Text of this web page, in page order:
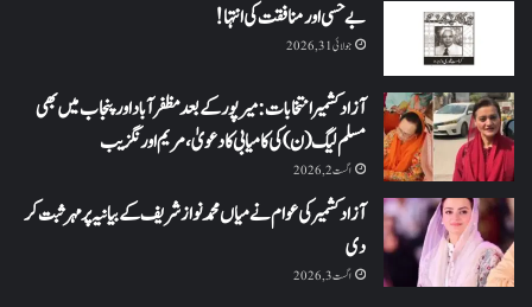
بے حسی اور منافقت کی انتہا !
جولائی 31, 2026
آزاد کشمیر انتخابات: میرپور کے بعد مظفرآباد اور پنجاب میں بھی
مسلم لیگ (ن) کی کامیابی کا دعویٰ، مریم اورنگزیب
اگست 2, 2026
آزاد کشمیر کی عوام نے میاں محمد نواز شریف کے بیانیہ پر مہر ثبت کر
دی
اگست 3, 2026